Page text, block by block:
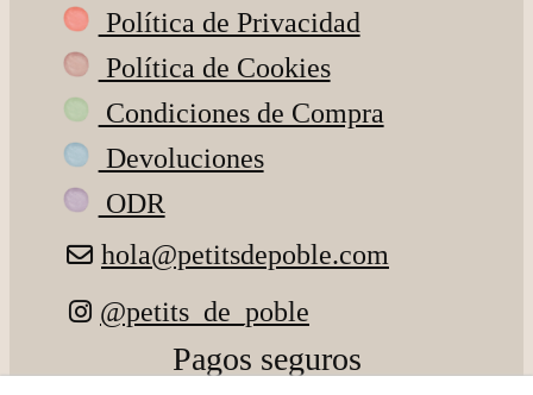
Política de Privacidad
Política de Cookies
Condiciones de Compra
Devoluciones
ODR
hola@petitsdepoble.com
@petits_de_poble
Pagos seguros